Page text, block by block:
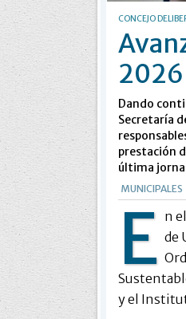
CONCEJO
2026
Dando
Secretaría
prestación
última
MUNICIPALES
E n
de
y el